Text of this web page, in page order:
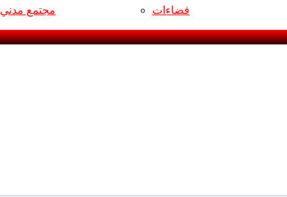
مجتمع مدني فضاءات